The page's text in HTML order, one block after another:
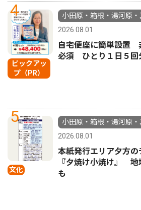
4
ピックアッ
プ（PR）
小田原・箱根・湯河原
2026.08.01
自宅便座に簡単設置
必須 ひとり１日５回
5
文化
小田原・箱根・湯河原
2026.08.01
本紙発行エリア夕方
『夕焼け小焼け』 地
も